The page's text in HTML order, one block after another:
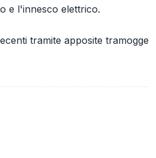
e l'innesco elettrico.
tramite apposite tramogge